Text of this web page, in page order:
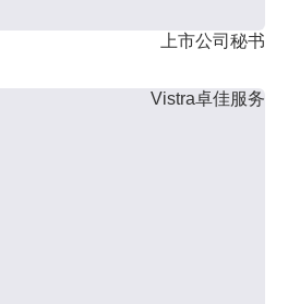
上市公司秘书
Vistra卓佳服务